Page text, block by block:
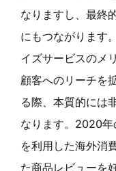
なりますし、最終
にもつながります
イズサービスのメ
顧客へのリーチを
る際、本質的には
なります。2020年
を利用した海外消
た商品レビューを